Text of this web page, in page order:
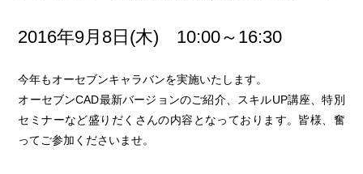
2016年9月8日(木) 10:00～16:30
今年もオーセブンキャラバンを実施いたします。
オーセブンCAD最新バージョンのご紹介、スキルUP講座、特別
セミナーなど盛りだくさんの内容となっております。皆様、奮
ってご参加くださいませ。